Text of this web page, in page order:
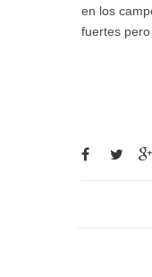
en los
fuertes